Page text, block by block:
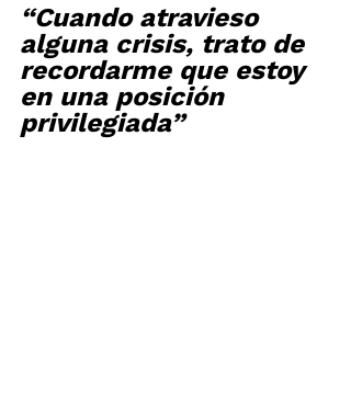
“Cuando atravieso
alguna crisis, trato de
recordarme que estoy
en una posición
privilegiada”